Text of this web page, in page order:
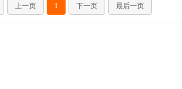
上一页 1 下一页 最后一页